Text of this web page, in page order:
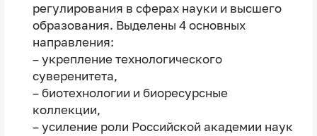
регулирования в сферах науки и высшего
образования. Выделены 4 основных
направления:
– укрепление технологического
суверенитета,
– биотехнологии и биоресурсные
коллекции,
– усиление роли Российской академии наук